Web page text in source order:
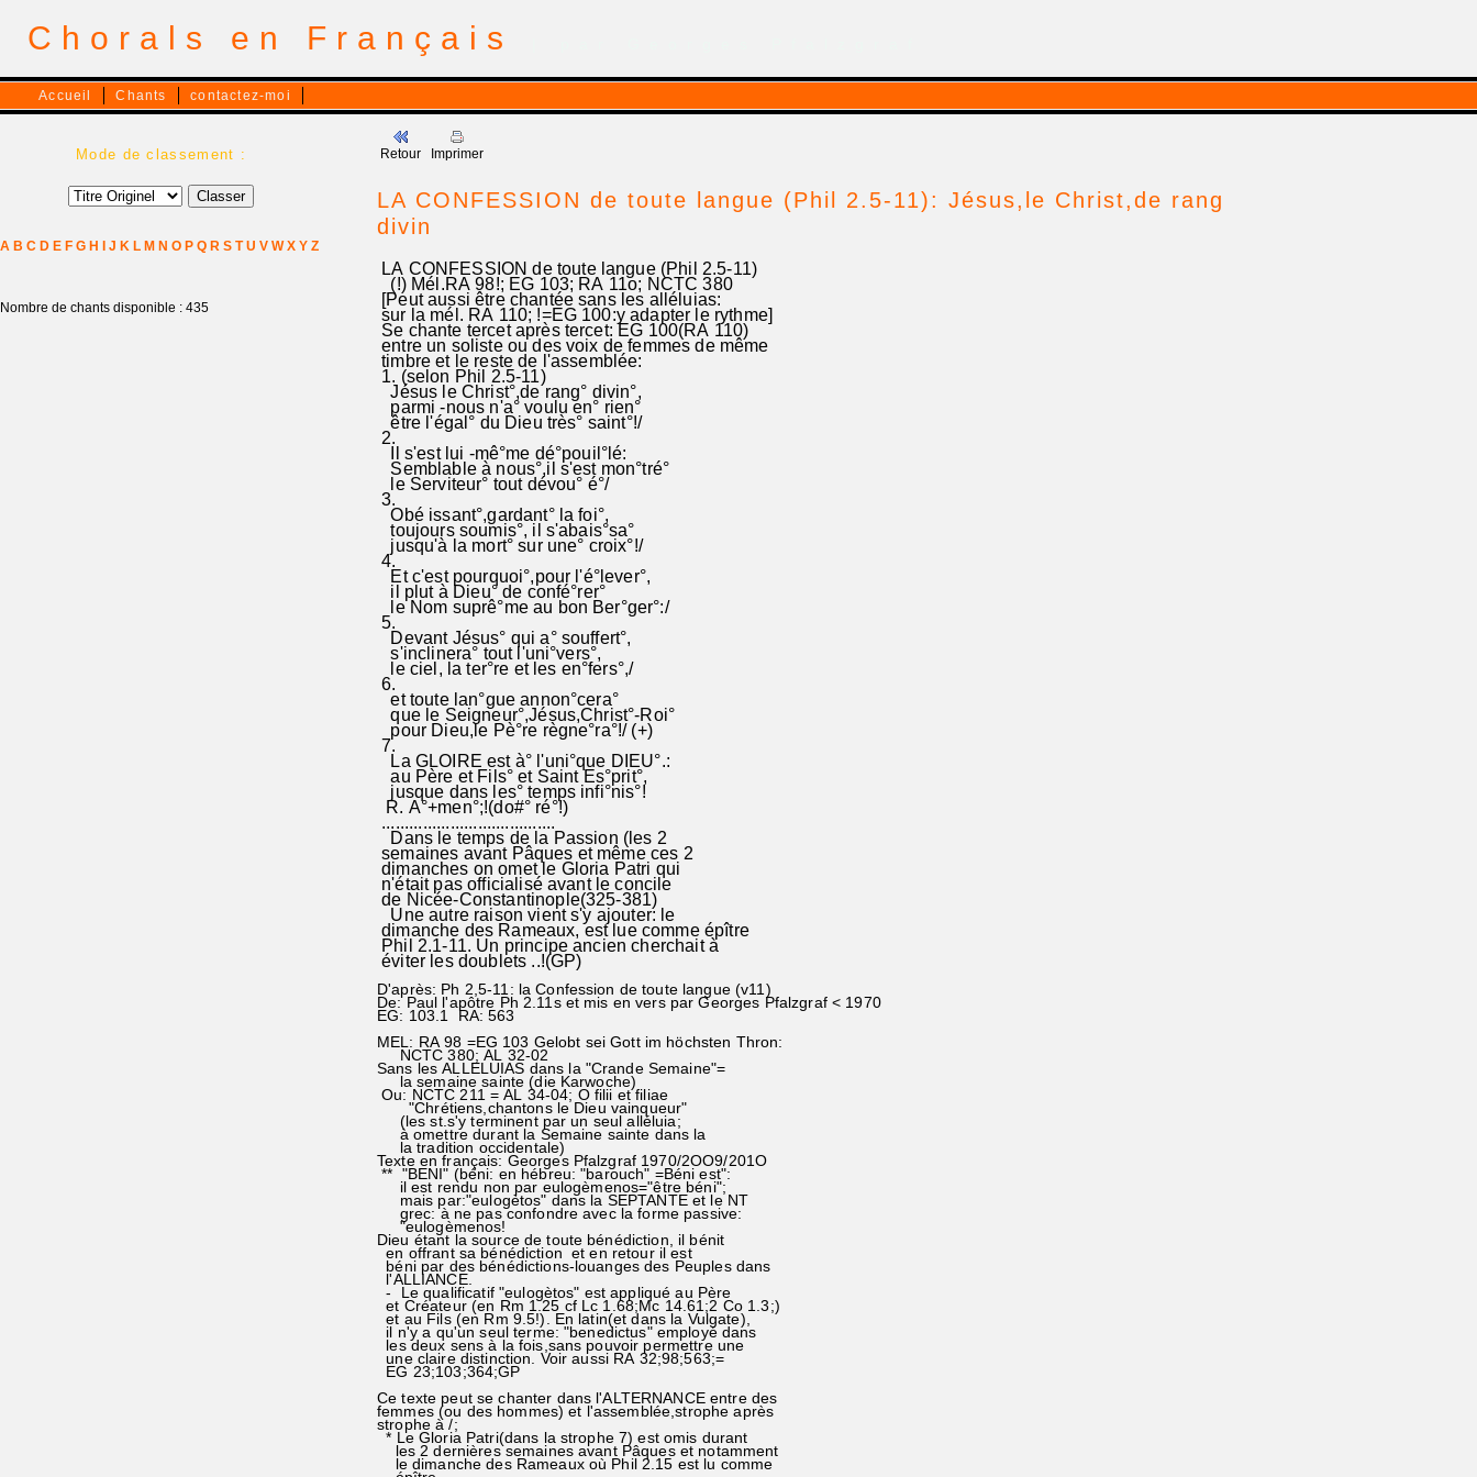
Chorals en Français
Accueil Chants contactez-moi
Mode de classement :
A B C D E F G H J K L M N O P Q R S T U V W X Y Z
Nombre de chants disponible : 435
Retour Imprimer
LA CONFESSION de toute langue (Phil 2.5-11): Jésus,le Christ,de rang
divin
LA CONFESSION de toute langue (Phil 2.5-11)
(!) Mél.RA 98!; EG 103; RA 11o; NCTC 380
[Peut aussi être chantée sans les alléluias:
sur la mél. RA 110; !=EG 100:y adapter le rythme]
Se chante tercet après tercet: EG 100(RA 110)
entre un soliste ou des voix de femmes de même
timbre et le reste de l'assemblée:
1. (selon Phil 2.5-11)
Jésus le Christ°,de rang° divin°,
parmi -nous n'a° voulu en° rien°
être l'égal° du Dieu très° saint°!/
2.
Il s'est lui -mê°me dé°pouil°lé:
Semblable à nous°,il s'est mon°tré°
le Serviteur° tout dévou° é°/
3.
Obé issant°,gardant° la foi°,
toujours soumis°, il s'abais°sa°
jusqu'à la mort° sur une° croix°!/
4.
Et c'est pourquoi°,pour l'é°lever°,
il plut à Dieu° de confé°rer°
le Nom suprê°me au bon Ber°ger°:/
5.
Devant Jésus° qui a° souffert°,
s'inclinera° tout l'uni°vers°,
le ciel, la ter°re et les en°fers°,/
6.
et toute lan°gue annon°cera°
que le Seigneur°,Jésus,Christ°-Roi°
pour Dieu,le Pè°re règne°ra°!/ (+)
7.
La GLOIRE est à° l'uni°que DIEU°.:
au Père et Fils° et Saint Es°prit°,
jusque dans les° temps infi°nis°!
R. A°+men°;!(do#° ré°!)
......................................
Dans le temps de la Passion (les 2
semaines avant Pâques et même ces 2
dimanches on omet le Gloria Patri qui
n'était pas officialisé avant le concile
de Nicée-Constantinople(325-381)
Une autre raison vient s'y ajouter: le
dimanche des Rameaux, est lue comme épître
Phil 2.1-11. Un principe ancien cherchait à
éviter les doublets ..!(GP)
D'après: Ph 2,5-11: la Confession de toute langue (v11)
De: Paul l'apôtre Ph 2.11s et mis en vers par Georges Pfalzgraf < 1970
EG: 103.1 RA: 563
MEL: RA 98 =EG 103 Gelobt sei Gott im höchsten Thron:
NCTC 380; AL 32-02
Sans les ALLELUIAS dans la "Crande Semaine"=
la semaine sainte (die Karwoche)
Ou: NCTC 211 = AL 34-04; O filii et filiae
"Chrétiens,chantons le Dieu vainqueur"
(les st.s'y terminent par un seul alléluia;
à omettre durant la Semaine sainte dans la
la tradition occidentale)
Texte en français: Georges Pfalzgraf 1970/2OO9/201O
** "BENI" (béni: en hébreu: "barouch" =Béni est":
il est rendu non par eulogèmenos="être béni";
mais par:"eulogètos" dans la SEPTANTE et le NT
grec: à ne pas confondre avec la forme passive:
"eulogèmenos!
Dieu étant la source de toute bénédiction, il bénit
en offrant sa bénédiction et en retour il est
béni par des bénédictions-louanges des Peuples dans
l'ALLIANCE.
- Le qualificatif "eulogètos" est appliqué au Père
et Créateur (en Rm 1.25 cf Lc 1.68;Mc 14.61;2 Co 1.3;)
et au Fils (en Rm 9.5!). En latin(et dans la Vulgate),
il n'y a qu'un seul terme: "benedictus" employé dans
les deux sens à la fois,sans pouvoir permettre une
une claire distinction. Voir aussi RA 32;98;563;=
EG 23;103;364;GP
Ce texte peut se chanter dans l'ALTERNANCE entre des
femmes (ou des hommes) et l'assemblée,strophe après
strophe à /;
* Le Gloria Patri(dans la strophe 7) est omis durant
les 2 dernières semaines avant Pâques et notamment
le dimanche des Rameaux où Phil 2.15 est lu comme